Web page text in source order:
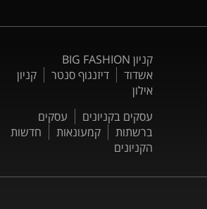
קניון BIG FASHION
אשדוד
דיזנגוף סנטר
קניון
אילון
עסקים בקניונים
עסקים
ברשתות
קמעונאות
חדשות
הקניונים